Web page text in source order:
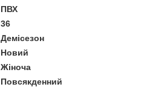
ПВХ
36
Демісезон
Новий
Жіноча
Повсякденний